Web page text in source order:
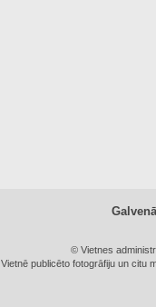
© Vietnes
Vietnē publicēto fotogrāfiju un citu